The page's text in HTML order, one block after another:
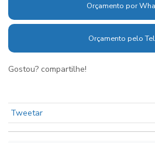
Orçamento por
Orçamento pelo
Gostou? compartilhe!
Tweetar